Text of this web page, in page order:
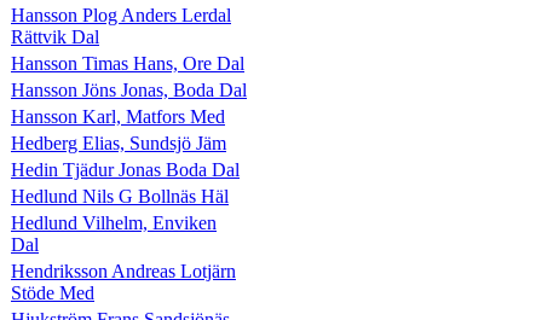
Hansson Plog Anders Lerdal
Rättvik Dal
Hansson Timas Hans, Ore Dal
Hansson Jöns Jonas, Boda Dal
Hansson Karl, Matfors Med
Hedberg Elias, Sundsjö Jäm
Hedin Tjädur Jonas Boda Dal
Hedlund Nils G Bollnäs Häl
Hedlund Vilhelm, Enviken
Dal
Hendriksson Andreas Lotjärn
Stöde Med